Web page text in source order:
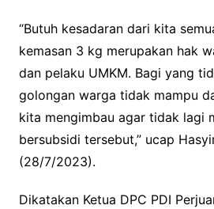
“Butuh kesadaran dari kita
kemasan 3 kg merupakan hak
dan pelaku UMKM. Bagi yang
golongan warga tidak mampu
kita mengimbau agar tidak lagi
bersubsidi tersebut,” ucap
(28/7/2023).
Dikatakan Ketua DPC PDI